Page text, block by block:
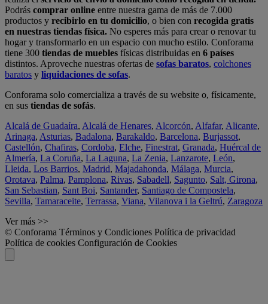
Podrás comprar online entre nuestra gama de más de 7.000
productos y recibirlo en tu domicilio, o bien con recogida gratis
en nuestras tiendas física. No esperes más para crear o renovar tu
hogar y transformarlo en un espacio con mucho estilo. Conforama
tiene 300 tiendas de muebles físicas distribuidas en 6 países
distintos. Aproveche nuestras ofertas de sofas baratos, colchones
baratos y liquidaciones de sofas.
Conforama solo comercializa a través de su website o, físicamente,
en sus tiendas de sofás.
Alcalá de Guadaíra, Alcalá de Henares, Alcorcón, Alfafar, Alicante,
Arinaga, Asturias, Badalona, Barakaldo, Barcelona, Burjassot,
Castellón, Chafiras, Cordoba, Elche, Finestrat, Granada, Huércal de
Almería, La Coruña, La Laguna, La Zenia, Lanzarote, León,
Lleida, Los Barrios, Madrid, Majadahonda, Málaga, Murcia,
Orotava, Palma, Pamplona, Rivas, Sabadell, Sagunto, Salt, Girona,
San Sebastian, Sant Boi, Santander, Santiago de Compostela,
Sevilla, Tamaraceite, Terrassa, Viana, Vilanova i la Geltrú, Zaragoza
Ver más >>
© Conforama Términos y Condiciones Política de privacidad
Política de cookies Configuración de Cookies